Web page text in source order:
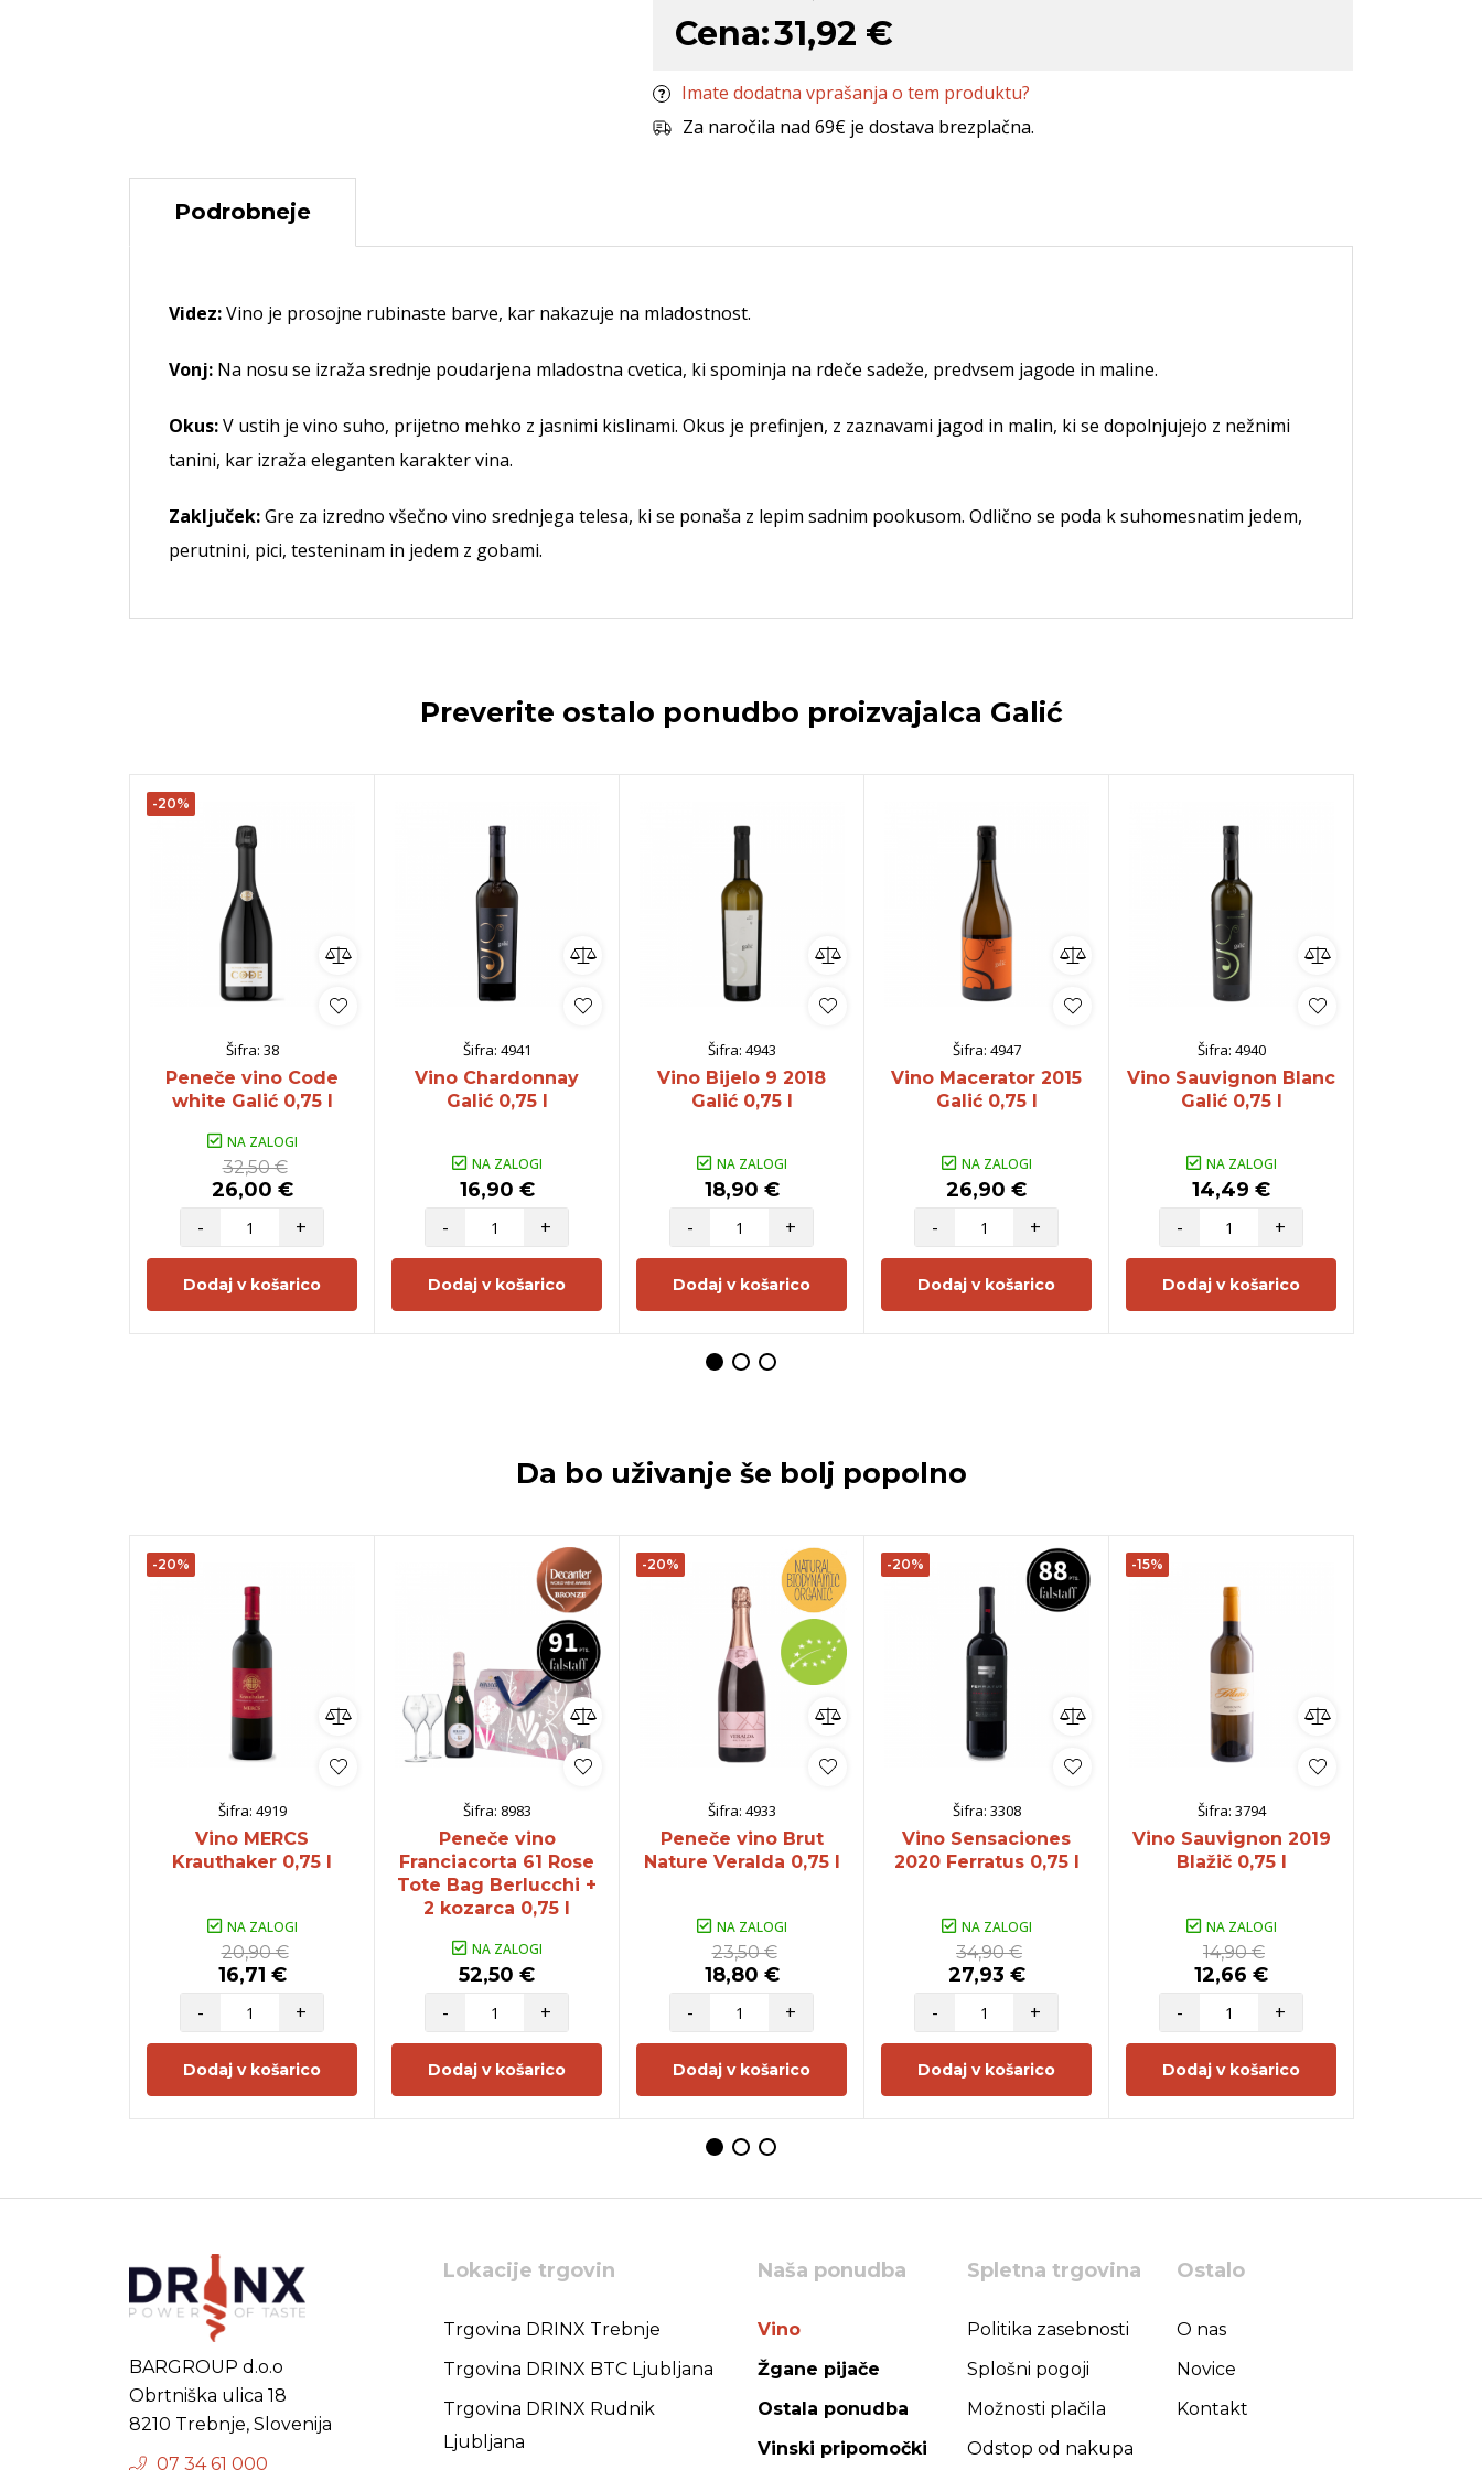
Cena:31,92 €
Imate dodatna vprašanja o tem produktu?
Za naročila nad 69€ je dostava brezplačna.
Podrobneje
Videz:Vino je prosojne rubinaste barve, kar nakazuje na mladostnost.
Vonj: Na nosu se izraža srednje poudarjena mladostna cvetica, ki spominja na rdeče sadeže, predvsem jagode in maline.
Okus:V ustih je vino suho, prijetno mehko z jasnimi kislinami. Okus je prefinjen, z zaznavami jagod in malin, ki se dopolnjujejo z nežnimi
tanini, kar izraža eleganten karakter vina.
Zaključek:Gre za izredno všečno vino srednjega telesa, ki se ponaša z lepim sadnim pookusom. Odlično se poda k suhomesnatim jedem,
perutnini, pici, testeninam in jedem z gobami.
Preverite ostalo ponudbo proizvajalca Galić
-20%
Šifra: 38
Peneče vino Code
white Galić 0,75 l
NA ZALOGI
32,50 €
26,00 €
-
+
Dodaj v košarico
Šifra: 4941
Vino Chardonnay
Galić 0,75 l
NA ZALOGI
16,90 €
-
+
Dodaj v košarico
Šifra: 4943
Vino Bijelo 9 2018
Galić 0,75 l
NA ZALOGI
18,90 €
-
+
Dodaj v košarico
Šifra: 4947
Vino Macerator 2015
Galić 0,75 l
NA ZALOGI
26,90 €
-
+
Dodaj v košarico
Šifra: 4940
Vino Sauvignon Blanc
Galić 0,75 l
NA ZALOGI
14,49 €
-
+
Dodaj v košarico
Da bo uživanje še bolj popolno
-20%
Šifra: 4919
Vino MERCS
Krauthaker 0,75 l
NA ZALOGI
20,90 €
16,71 €
-
+
Dodaj v košarico
Šifra: 8983
Peneče vino
Franciacorta 61 Rose
Tote Bag Berlucchi +
2 kozarca 0,75 l
NA ZALOGI
52,50 €
-
+
Dodaj v košarico
-20%
Šifra: 4933
Peneče vino Brut
Nature Veralda 0,75 l
NA ZALOGI
23,50 €
18,80 €
-
+
Dodaj v košarico
-20%
Šifra: 3308
Vino Sensaciones
2020 Ferratus 0,75 l
NA ZALOGI
34,90 €
27,93 €
-
+
Dodaj v košarico
-15%
Šifra: 3794
Vino Sauvignon 2019
Blažič 0,75 l
NA ZALOGI
14,90 €
12,66 €
-
+
Dodaj v košarico
BARGROUP d.o.o
Obrtniška ulica 18
8210 Trebnje, Slovenija
07 34 61 000
Lokacije trgovin
Trgovina DRINX Trebnje
Trgovina DRINX BTC Ljubljana
Trgovina DRINX Rudnik
Ljubljana
Naša ponudba
Vino
Žgane pijače
Ostala ponudba
Vinski pripomočki
Spletna trgovina
Politika zasebnosti
Splošni pogoji
Možnosti plačila
Odstop od nakupa
Ostalo
O nas
Novice
Kontakt